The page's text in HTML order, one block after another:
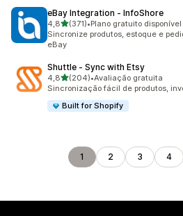
eBay Integration ‑ InfoShore
4,8de 5 estrelas
(371)
371 avaliações ao todo
•Plano gratuito disponível
Sincronize produtos, estoque e
eBay
Shuttle ‑ Sync with Etsy
4,8de 5 estrelas
(204)
204 avaliações ao todo
•Avaliação gratuita
Sincronização fácil de produtos,
Built for Shopify
1 2 3 4